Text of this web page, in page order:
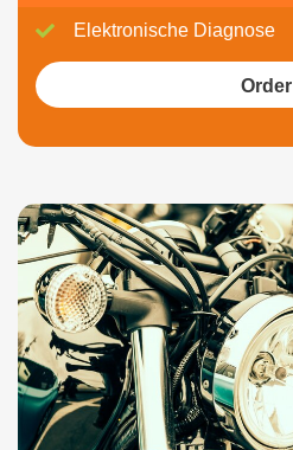
Elektronische Diagnose
Order